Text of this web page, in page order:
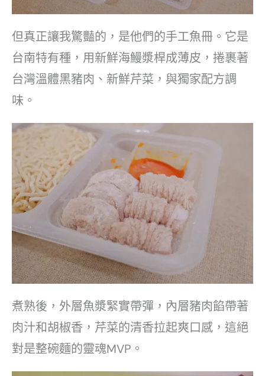
但真正讓我驚豔的，是他們的手工魚冊。它是
台南特有種，用新鮮海鰻漿桿成薄皮，捲裹著
台灣溫體黑豬肉、新鮮芹菜，與獨家配方調
味。
煮熟後，外層魚漿緊實帶彈，內層豬肉餡帶著
肉汁和胡椒香，芹菜的清香拉起爽口感，這絕
對是整碗麵的靈魂MVP。